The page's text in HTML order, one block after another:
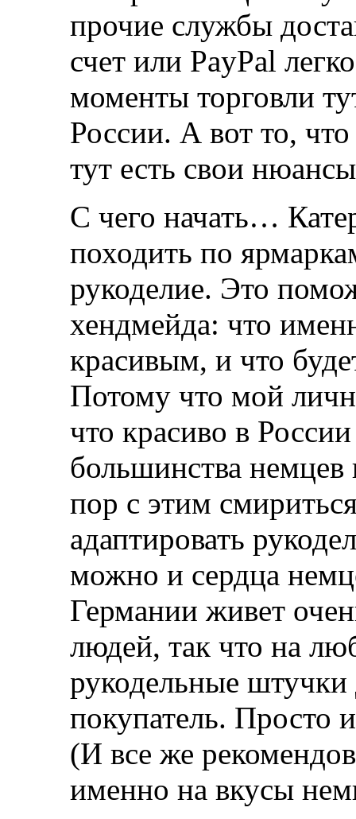
прочие службы
счет или PayPal
моменты торговли
России. А вот то,
тут есть свои
С чего начать…
походить по
рукоделие. Это
хендмейда: что
красивым, и что
Потому что мой
что красиво в
большинства
пор с этим
адаптировать
можно и сердца
Германии живет
людей, так что на
рукодельные
покупатель. Просто
(И все же
именно на вкусы